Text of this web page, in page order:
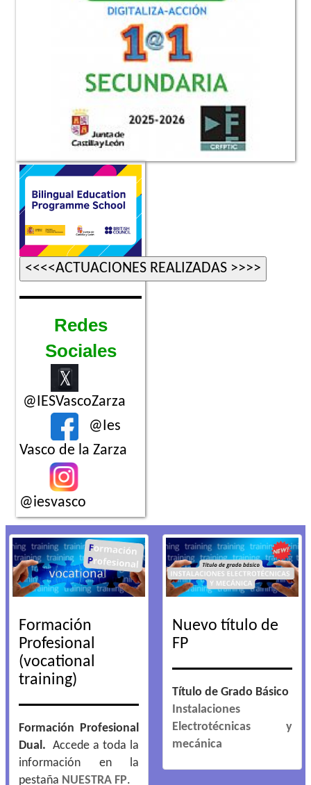
Redes
Sociales
@IESVascoZarza
@Ies
Vasco de la Zarza
@iesvasco
Formación
Profesional
(vocational
training)
Formación Profesional
Dual. Accede a toda la
información en la
pestaña NUESTRA FP.
Nuevo título de
FP
Título de Grado Básico
Instalaciones
Electrotécnicas y
mecánica